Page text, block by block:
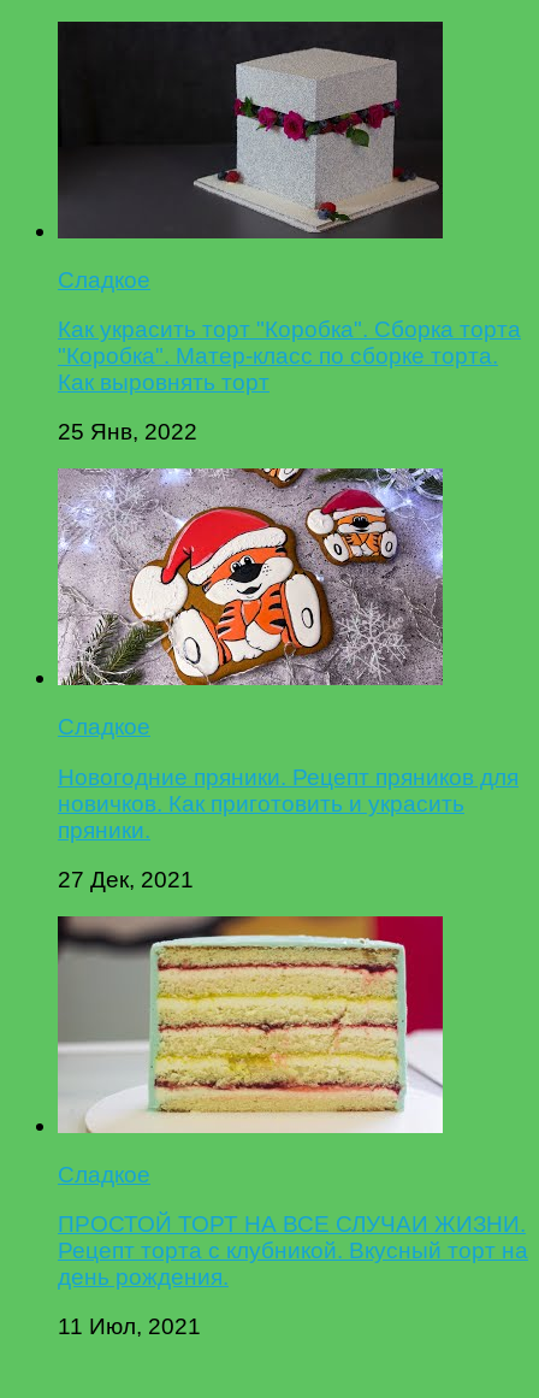
Сладкое
Как украсить торт "Коробка". Сборка торта
"Коробка". Матер-класс по сборке торта.
Как выровнять торт
25 Янв, 2022
Сладкое
Новогодние пряники. Рецепт пряников для
новичков. Как приготовить и украсить
пряники.
27 Дек, 2021
Сладкое
ПРОСТОЙ ТОРТ НА ВСЕ СЛУЧАИ ЖИЗНИ.
Рецепт торта с клубникой. Вкусный торт на
день рождения.
11 Июл, 2021